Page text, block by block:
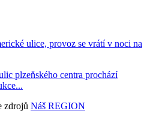
ulice, provoz se vrátí v noci na
plzeňského centra prochází
zdrojů Náš REGION